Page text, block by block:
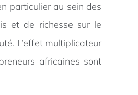
particulier au sein des
et de richesse sur le
L’effet multiplicateur
africaines sont